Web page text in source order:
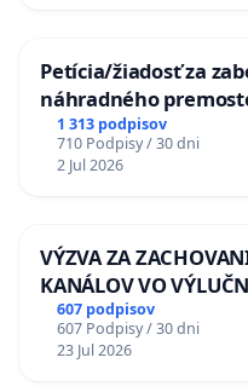
Petícia/žiadosť za
náhradného
uzávery Vážskeho
1 313 podpisov
710 Podpisy / 30 dni
2 Jul 2026
VÝZVA ZA
KANÁLOV VO
KONTROLOU
na riešenie
odvodňovacích
607 podpisov
607 Podpisy / 30 dni
23 Jul 2026